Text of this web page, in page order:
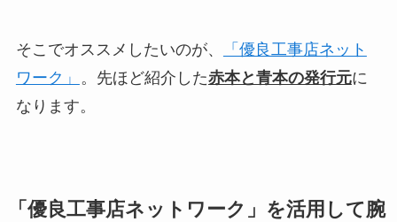
そこでオススメしたいのが、
「優良工事店ネット
ワーク」 。先ほど紹介した赤本と青本の発行元に
なります。
「優良工事店ネットワーク」を活用して腕